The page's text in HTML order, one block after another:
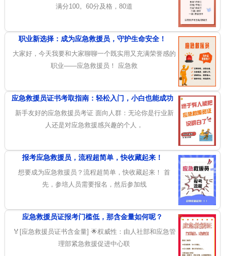
满分100。60分及格，80道
职业新选择：成为应急救援员，守护生命安全！
大家好，今天我要和大家聊聊一个既实用又充满荣誉感的
职业——应急救援员！ 应急救
应急救援员证书考取指南：轻松入门，小白也能成功
新手友好的应急救援员考证 面向人群：无论你是行业新
人还是对应急救援感兴趣的个人，
报考应急救援员，流程超简单，快收藏起来！
想要成为应急救援员？流程超简单，快收藏起来！ 首
先，参培人员需要报名，然后参加线
应急救援员证报考门槛低，那含金量如何呢？
🏅[应急救援员证书含金量] 🌟权威性：由人社部和应急管
理部紧急救援促进中心联